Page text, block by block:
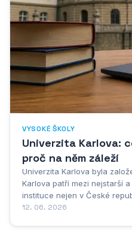
VYSOKÉ ŠKOLY
Univerzita Karlova:
proč na něm záleží
Univerzita Karlova byla
Karlova patří mezi nejstarší
instituce nejen v České
Evropě. Její historie sahá
12. 06. 2026